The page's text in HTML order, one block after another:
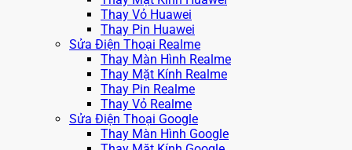
Thay Vỏ Huawei
Thay Pin Huawei
Sửa Điện Thoại Realme
Thay Màn Hình Realme
Thay Mặt Kính Realme
Thay Pin Realme
Thay Vỏ Realme
Sửa Điện Thoại Google
Thay Màn Hình Google